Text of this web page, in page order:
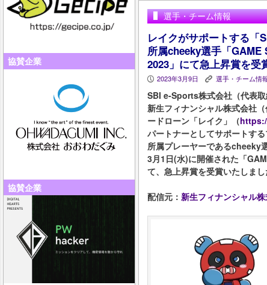
協賛企業
協賛企業
選手・チーム情報
レイクがサポートする
所属cheeky選手「GAME
2023」にて急上昇賞を受
P 2023年3月9日 K 選手・チーム情
SBI e-Sports株式会社（代表
新生フィナンシャル株式会社
ードローン「レイク」（
パートナーとしてサポートす
所属プレーヤーであるcheeky選
3月1日(水)に開催された「
て、急上昇賞を受賞いたしまし
配信元： 新生フィナンシャル